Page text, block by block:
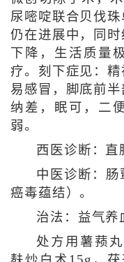
尿嘧啶联合贝伐珠
仍在进展中，同
下降，生活质量
疗。刻下症见：精
易感冒，脚底前半
纳差，眠可，二
弱。
西医诊断：直
中医诊断：肠
癌毒蕴结）。
治法：益气养
处方用薯蓣